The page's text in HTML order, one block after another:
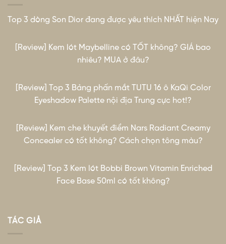
Top 3 dòng Son Dior đang được yêu thích NHẤT hiện Nay
[Review] Kem lót Maybelline có TỐT không? GIÁ bao
nhiêu? MUA ở đâu?
[Review] Top 3 Bảng phấn mắt TUTU 16 ô KaQi Color
Eyeshadow Palette nội địa Trung cực hot!?
[Review] Kem che khuyết điểm Nars Radiant Creamy
Concealer có tốt không? Cách chọn tông màu?
[Review] Top 3 Kem lót Bobbi Brown Vitamin Enriched
Face Base 50ml có tốt không?
TÁC GIẢ